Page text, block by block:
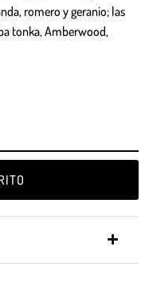
romero y geranio; las
tonka, Amberwood,